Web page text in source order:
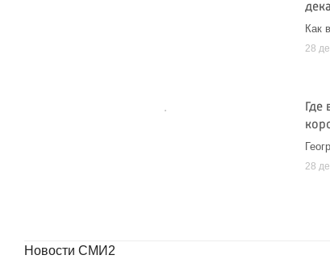
Как
28
Где
28
Новости СМИ2